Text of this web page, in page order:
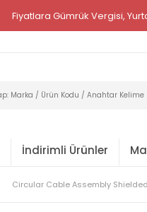
Fiyatlara Gümrük Vergisi,
İndirimli Ürünler
Circular Cable Assembly